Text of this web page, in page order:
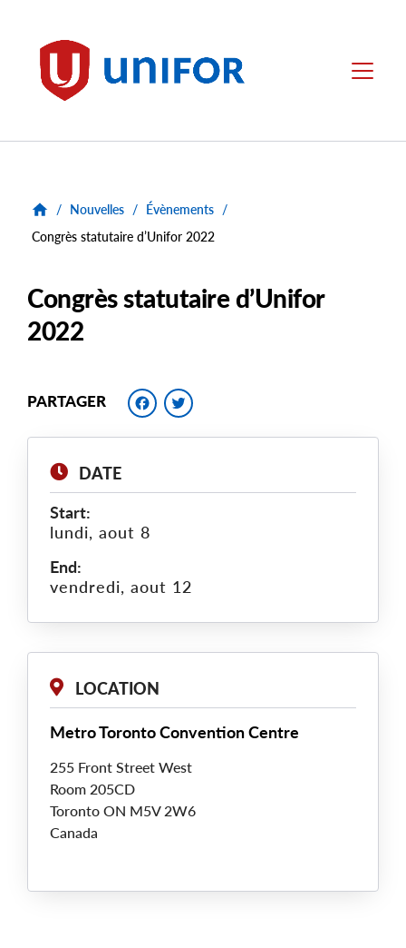
Unifor Menu
/ Nouvelles / Évènements /
Congrès statutaire d’Unifor 2022
Congrès statutaire d’Unifor
2022
PARTAGER Facebook
DATE
Start:
lundi, aout 8
End:
vendredi, aout 12
LOCATION
Metro Toronto Convention Centre
255 Front Street West
Room 205CD
Toronto ON M5V 2W6
Canada